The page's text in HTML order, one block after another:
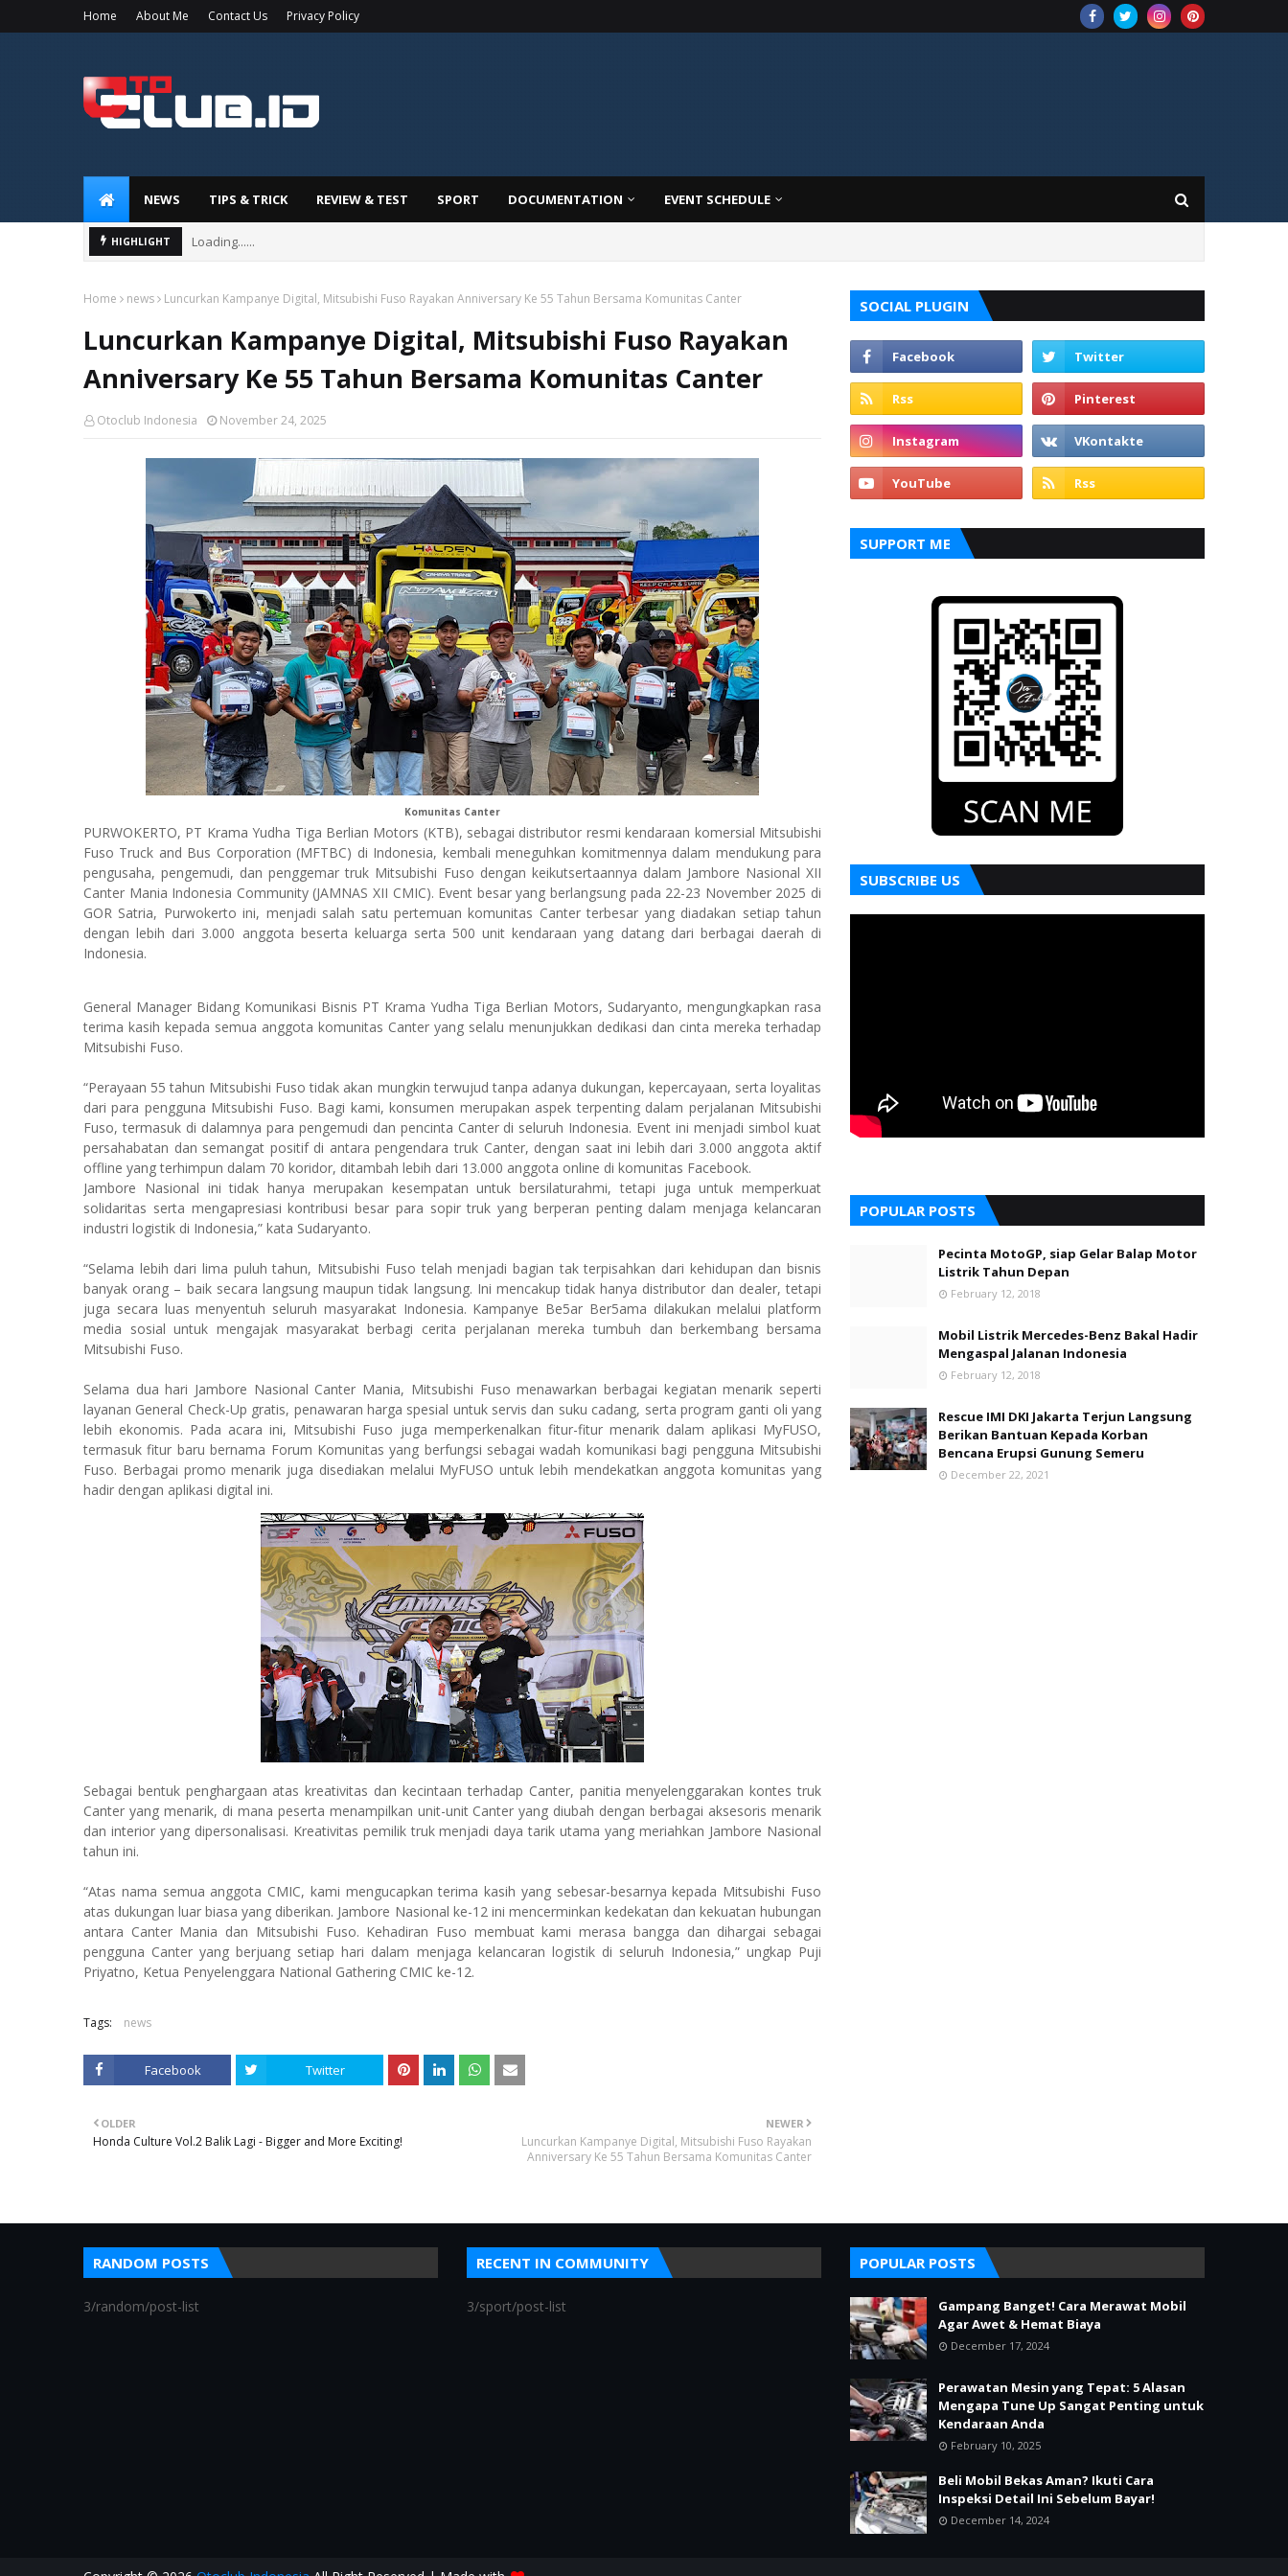
Home About Me Contact Us Privacy Policy
NEWS TIPS & TRICK REVIEW & TEST SPORT DOCUMENTATION EVENT SCHEDULE
HIGHLIGHT Loading......
Home news Luncurkan Kampanye Digital, Mitsubishi Fuso Rayakan Anniversary Ke 55 Tahun Bersama Komunitas Canter
Luncurkan Kampanye Digital, Mitsubishi Fuso Rayakan
Anniversary Ke 55 Tahun Bersama Komunitas Canter
Otoclub Indonesia November 24, 2025
Komunitas Canter
PURWOKERTO, PT Krama Yudha Tiga Berlian Motors (KTB), sebagai distributor resmi kendaraan komersial Mitsubishi
Fuso Truck and Bus Corporation (MFTBC) di Indonesia, kembali meneguhkan komitmennya dalam mendukung para
pengusaha, pengemudi, dan penggemar truk Mitsubishi Fuso dengan keikutsertaannya dalam Jambore Nasional XII
Canter Mania Indonesia Community (JAMNAS XII CMIC). Event besar yang berlangsung pada 22-23 November 2025 di
GOR Satria, Purwokerto ini, menjadi salah satu pertemuan komunitas Canter terbesar yang diadakan setiap tahun
dengan lebih dari 3.000 anggota beserta keluarga serta 500 unit kendaraan yang datang dari berbagai daerah di
Indonesia.
General Manager Bidang Komunikasi Bisnis PT Krama Yudha Tiga Berlian Motors, Sudaryanto, mengungkapkan rasa
terima kasih kepada semua anggota komunitas Canter yang selalu menunjukkan dedikasi dan cinta mereka terhadap
Mitsubishi Fuso.
“Perayaan 55 tahun Mitsubishi Fuso tidak akan mungkin terwujud tanpa adanya dukungan, kepercayaan, serta loyalitas
dari para pengguna Mitsubishi Fuso. Bagi kami, konsumen merupakan aspek terpenting dalam perjalanan Mitsubishi
Fuso, termasuk di dalamnya para pengemudi dan pencinta Canter di seluruh Indonesia. Event ini menjadi simbol kuat
persahabatan dan semangat positif di antara pengendara truk Canter, dengan saat ini lebih dari 3.000 anggota aktif
offline yang terhimpun dalam 70 koridor, ditambah lebih dari 13.000 anggota online di komunitas Facebook.
Jambore Nasional ini tidak hanya merupakan kesempatan untuk bersilaturahmi, tetapi juga untuk memperkuat
solidaritas serta mengapresiasi kontribusi besar para sopir truk yang berperan penting dalam menjaga kelancaran
industri logistik di Indonesia,” kata Sudaryanto.
“Selama lebih dari lima puluh tahun, Mitsubishi Fuso telah menjadi bagian tak terpisahkan dari kehidupan dan bisnis
banyak orang – baik secara langsung maupun tidak langsung. Ini mencakup tidak hanya distributor dan dealer, tetapi
juga secara luas menyentuh seluruh masyarakat Indonesia. Kampanye Be5ar Ber5ama dilakukan melalui platform
media sosial untuk mengajak masyarakat berbagi cerita perjalanan mereka tumbuh dan berkembang bersama
Mitsubishi Fuso.
Selama dua hari Jambore Nasional Canter Mania, Mitsubishi Fuso menawarkan berbagai kegiatan menarik seperti
layanan General Check-Up gratis, penawaran harga spesial untuk servis dan suku cadang, serta program ganti oli yang
lebih ekonomis. Pada acara ini, Mitsubishi Fuso juga memperkenalkan fitur-fitur menarik dalam aplikasi MyFUSO,
termasuk fitur baru bernama Forum Komunitas yang berfungsi sebagai wadah komunikasi bagi pengguna Mitsubishi
Fuso. Berbagai promo menarik juga disediakan melalui MyFUSO untuk lebih mendekatkan anggota komunitas yang
hadir dengan aplikasi digital ini.
Sebagai bentuk penghargaan atas kreativitas dan kecintaan terhadap Canter, panitia menyelenggarakan kontes truk
Canter yang menarik, di mana peserta menampilkan unit-unit Canter yang diubah dengan berbagai aksesoris menarik
dan interior yang dipersonalisasi. Kreativitas pemilik truk menjadi daya tarik utama yang meriahkan Jambore Nasional
tahun ini.
“Atas nama semua anggota CMIC, kami mengucapkan terima kasih yang sebesar-besarnya kepada Mitsubishi Fuso
atas dukungan luar biasa yang diberikan. Jambore Nasional ke-12 ini mencerminkan kedekatan dan kekuatan hubungan
antara Canter Mania dan Mitsubishi Fuso. Kehadiran Fuso membuat kami merasa bangga dan dihargai sebagai
pengguna Canter yang berjuang setiap hari dalam menjaga kelancaran logistik di seluruh Indonesia,” ungkap Puji
Priyatno, Ketua Penyelenggara National Gathering CMIC ke-12.
Tags: news
Facebook Twitter
NEWER
Luncurkan Kampanye Digital, Mitsubishi Fuso Rayakan
Anniversary Ke 55 Tahun Bersama Komunitas Canter
OLDER
Honda Culture Vol.2 Balik Lagi - Bigger and More Exciting!
SOCIAL PLUGIN
SUPPORT ME
SUBSCRIBE US
POPULAR POSTS
Pecinta MotoGP, siap Gelar Balap Motor
Listrik Tahun Depan
February 12, 2018
Mobil Listrik Mercedes-Benz Bakal Hadir
Mengaspal Jalanan Indonesia
February 12, 2018
Rescue IMI DKI Jakarta Terjun Langsung
Berikan Bantuan Kepada Korban
Bencana Erupsi Gunung Semeru
December 22, 2021
RANDOM POSTS
3/random/post-list
RECENT IN COMMUNITY
3/sport/post-list
POPULAR POSTS
Gampang Banget! Cara Merawat Mobil
Agar Awet & Hemat Biaya
December 17, 2024
Perawatan Mesin yang Tepat: 5 Alasan
Mengapa Tune Up Sangat Penting untuk
Kendaraan Anda
February 10, 2025
Beli Mobil Bekas Aman? Ikuti Cara
Inspeksi Detail Ini Sebelum Bayar!
December 14, 2024